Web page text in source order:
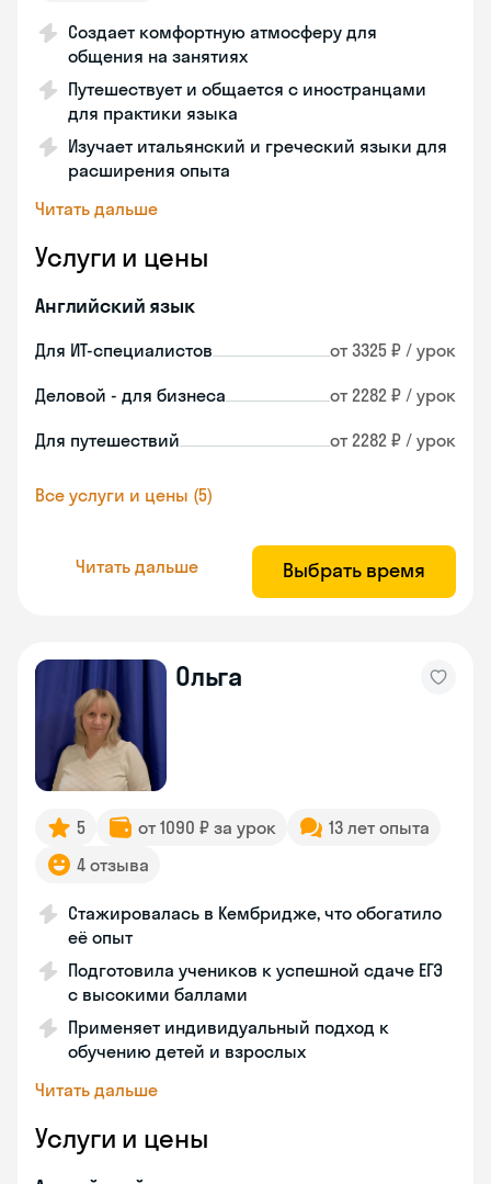
Создает комфортную атмосферу для
общения на занятиях
Путешествует и общается с иностранцами
для практики языка
Изучает итальянский и греческий языки для
расширения опыта
Читать дальше
Услуги и цены
Английский язык
Для ИТ-специалистов от 3325 ₽ / урок
Деловой - для бизнеса от 2282 ₽ / урок
Для путешествий от 2282 ₽ / урок
Все услуги и цены (5)
Читать дальше Выбрать время
Ольга
5 от 1090 ₽ за урок
13 лет опыта
4 отзыва
Стажировалась в Кембридже, что обогатило
её опыт
Подготовила учеников к успешной сдаче ЕГЭ
с высокими баллами
Применяет индивидуальный подход к
обучению детей и взрослых
Читать дальше
Услуги и цены